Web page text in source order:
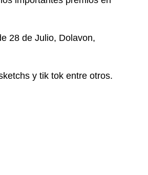
28 de Julio, Dolavon,
y tik tok entre otros.